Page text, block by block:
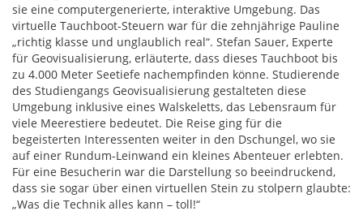
sie eine computergenerierte, interaktive Umgebung. Das
virtuelle Tauchboot-Steuern war für die zehnjährige Pauline
„richtig klasse und unglaublich real“. Stefan Sauer, Experte
für Geovisualisierung, erläuterte, dass dieses Tauchboot bis
zu 4.000 Meter Seetiefe nachempfinden könne. Studierende
des Studiengangs Geovisualisierung gestalteten diese
Umgebung inklusive eines Walskeletts, das Lebensraum für
viele Meerestiere bedeutet. Die Reise ging für die
begeisterten Interessenten weiter in den Dschungel, wo sie
auf einer Rundum-Leinwand ein kleines Abenteuer erlebten.
Für eine Besucherin war die Darstellung so beeindruckend,
dass sie sogar über einen virtuellen Stein zu stolpern glaubte:
„Was die Technik alles kann – toll!“